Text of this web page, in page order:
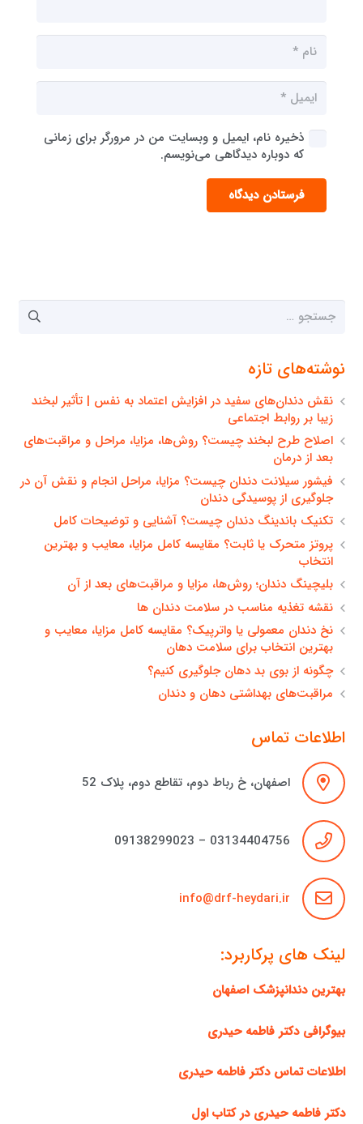
ذخیره نام، ایمیل و وبسایت من در مرورگر برای زمانی
که دوباره دیدگاهی می‌نویسم.
فرستادن دیدگاه
جستجو
نوشته‌های تازه
نقش دندان‌های سفید در افزایش اعتماد به نفس | تأثیر لبخند
زیبا بر روابط اجتماعی
اصلاح طرح لبخند چیست؟ روش‌ها، مزایا، مراحل و مراقبت‌های
بعد از درمان
فیشور سیلانت دندان چیست؟ مزایا، مراحل انجام و نقش آن در
جلوگیری از پوسیدگی دندان
تکنیک باندینگ دندان چیست؟ آشنایی و توضیحات کامل
پروتز متحرک یا ثابت؟ مقایسه کامل مزایا، معایب و بهترین
انتخاب
بلیچینگ دندان؛ روش‌ها، مزایا و مراقبت‌های بعد از آن
نقشه تغذیه مناسب در سلامت دندان ها
نخ دندان معمولی یا واترپیک؟ مقایسه کامل مزایا، معایب و
بهترین انتخاب برای سلامت دهان
چگونه از بوی بد دهان جلوگیری کنیم؟
مراقبت‌های بهداشتی دهان و دندان
اطلاعات تماس
اصفهان، خ رباط دوم، تقاطع دوم، پلاک 52
03134404756 – 09138299023
info@drf-heydari.ir
لینک های پرکاربرد:
بهترین دندانپزشک اصفهان
بیوگرافی دکتر فاطمه حیدری
اطلاعات تماس دکتر فاطمه حیدری
دکتر فاطمه حیدری در کتاب اول